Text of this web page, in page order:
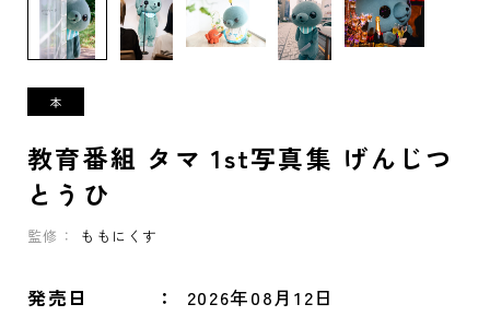
教育番組 タマ 1st写真集 げんじつ
とうひ
監修： ももにくす
発売日 2026年08月12日